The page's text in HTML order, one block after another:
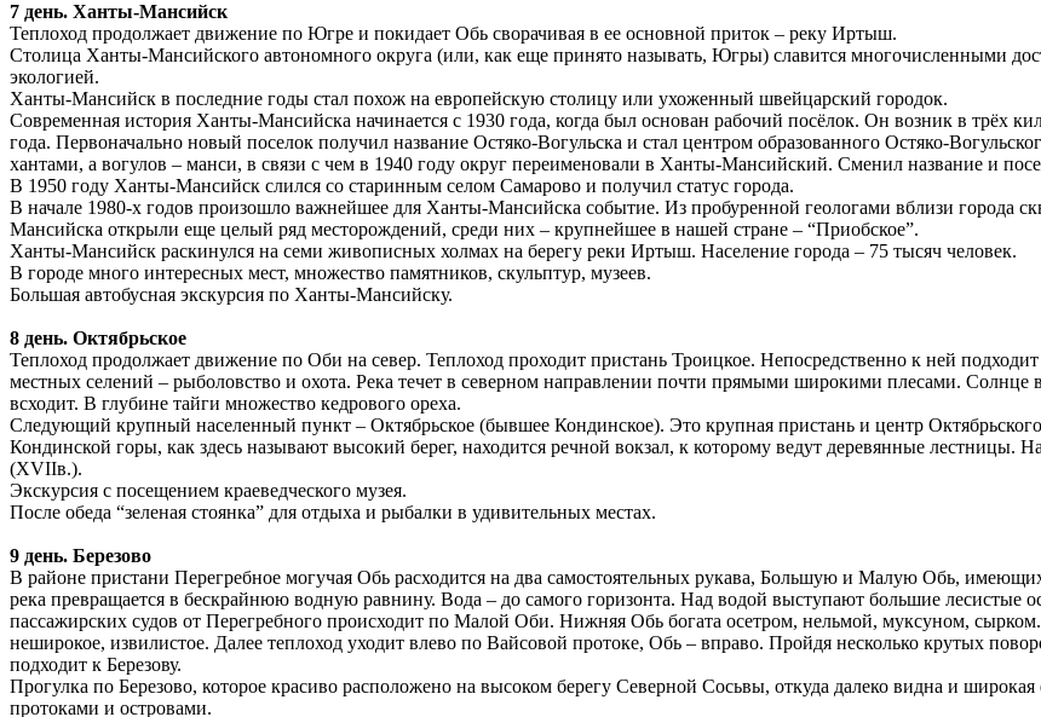
7 день. Ханты-Мансийск
Теплоход продолжает движение по Югре и покидает Обь сворачивая в ее основной приток – реку Иртыш.
Столица Ханты-Мансийского автономного округа (или, как еще принято называть, Югры) славится многочисленными
экологией.
Ханты-Мансийск в последние годы стал похож на европейскую столицу или ухоженный швейцарский городок.
Современная история Ханты-Мансийска начинается с 1930 года, когда был основан рабочий посёлок. Он возник в трёх
года. Первоначально новый поселок получил название Остяко-Вогульска и стал центром образованного Остяко-
хантами, а вогулов – манси, в связи с чем в 1940 году округ переименовали в Ханты-Мансийский. Сменил название и
В 1950 году Ханты-Мансийск слился со старинным селом Самарово и получил статус города.
В начале 1980-х годов произошло важнейшее для Ханты-Мансийска событие. Из пробуренной геологами вблизи города
Мансийска открыли еще целый ряд месторождений, среди них – крупнейшее в нашей стране – “Приобское”.
Ханты-Мансийск раскинулся на семи живописных холмах на берегу реки Иртыш. Население города – 75 тысяч человек.
В городе много интересных мест, множество памятников, скульптур, музеев.
Большая автобусная экскурсия по Ханты-Мансийску.
8 день. Октябрьское
Теплоход продолжает движение по Оби на север. Теплоход проходит пристань Троицкое. Непосредственно к ней
местных селений – рыболовство и охота. Река течет в северном направлении почти прямыми широкими плесами. Солнце в
всходит. В глубине тайги множество кедрового ореха.
Следующий крупный населенный пункт – Октябрьское (бывшее Кондинское). Это крупная пристань и центр
Кондинской горы, как здесь называют высокий берег, находится речной вокзал, к которому ведут деревянные лестницы.
(XVIIв.).
Экскурсия с посещением краеведческого музея.
После обеда “зеленая стоянка” для отдыха и рыбалки в удивительных местах.
9 день. Березово
В районе пристани Перегребное могучая Обь расходится на два самостоятельных рукава, Большую и Малую Обь,
река превращается в бескрайнюю водную равнину. Вода – до самого горизонта. Над водой выступают большие
пассажирских судов от Перегребного происходит по Малой Оби. Нижняя Обь богата осетром, нельмой, муксуном,
неширокое, извилистое. Далее теплоход уходит влево по Вайсовой протоке, Обь – вправо. Пройдя несколько крутых
подходит к Березову.
Прогулка по Березово, которое красиво расположено на высоком берегу Северной Сосьвы, откуда далеко видна и
протоками и островами.